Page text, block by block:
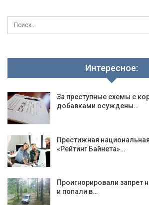
Интересное:
За преступные схемы с
добавками осуждены…
Престижная
«Рейтинг Байнета»…
Проигнорировали запрет
и попали в…